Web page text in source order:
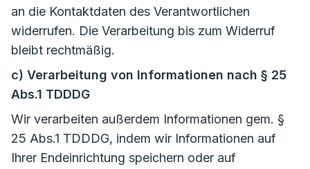
an die Kontaktdaten des Verantwortlichen
widerrufen. Die Verarbeitung bis zum Widerruf
bleibt rechtmäßig.
c) Verarbeitung von Informationen nach § 25
Abs.1 TDDDG
Wir verarbeiten außerdem Informationen gem. §
25 Abs.1 TDDDG, indem wir Informationen auf
Ihrer Endeinrichtung speichern oder auf